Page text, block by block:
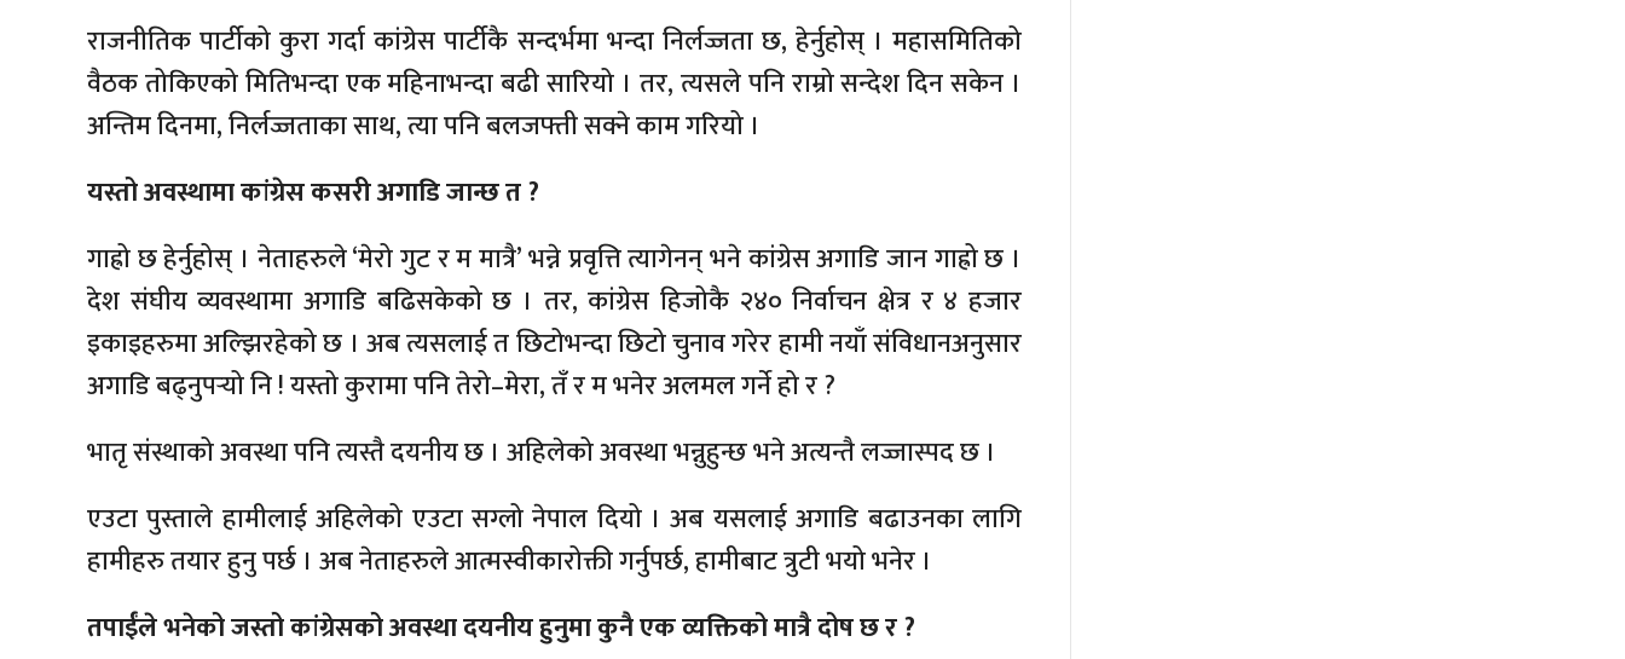
राजनीतिक पार्टीको कुरा गर्दा कांग्रेस पार्टीकै सन्दर्भमा भन्दा निर्लज्जता छ, हेर्नुहोस् । महासमितिको
वैठक तोकिएको मितिभन्दा एक महिनाभन्दा बढी सारियो । तर, त्यसले पनि राम्रो सन्देश दिन सकेन ।
अन्तिम दिनमा, निर्लज्जताका साथ, त्या पनि बलजफ्ती सक्ने काम गरियो ।
यस्तो अवस्थामा कांग्रेस कसरी अगाडि जान्छ त ?
गाह्रो छ हेर्नुहोस् । नेताहरुले ‘मेरो गुट र म मात्रै’ भन्ने प्रवृत्ति त्यागेनन् भने कांग्रेस अगाडि जान गाह्रो छ ।
देश संघीय व्यवस्थामा अगाडि बढिसकेको छ । तर, कांग्रेस हिजोकै २४० निर्वाचन क्षेत्र र ४ हजार
इकाइहरुमा अल्झिरहेको छ । अब त्यसलाई त छिटोभन्दा छिटो चुनाव गरेर हामी नयाँ संविधानअनुसार
अगाडि बढ्नुपर्‍यो नि ! यस्तो कुरामा पनि तेरो–मेरा, तँ र म भनेर अलमल गर्ने हो र ?
भातृ संस्थाको अवस्था पनि त्यस्तै दयनीय छ । अहिलेको अवस्था भन्नुहुन्छ भने अत्यन्तै लज्जास्पद छ ।
एउटा पुस्ताले हामीलाई अहिलेको एउटा सग्लो नेपाल दियो । अब यसलाई अगाडि बढाउनका लागि
हामीहरु तयार हुनु पर्छ । अब नेताहरुले आत्मस्वीकारोक्ती गर्नुपर्छ, हामीबाट त्रुटी भयो भनेर ।
तपाईंले भनेको जस्तो कांग्रेसको अवस्था दयनीय हुनुमा कुनै एक व्यक्तिको मात्रै दोष छ र ?